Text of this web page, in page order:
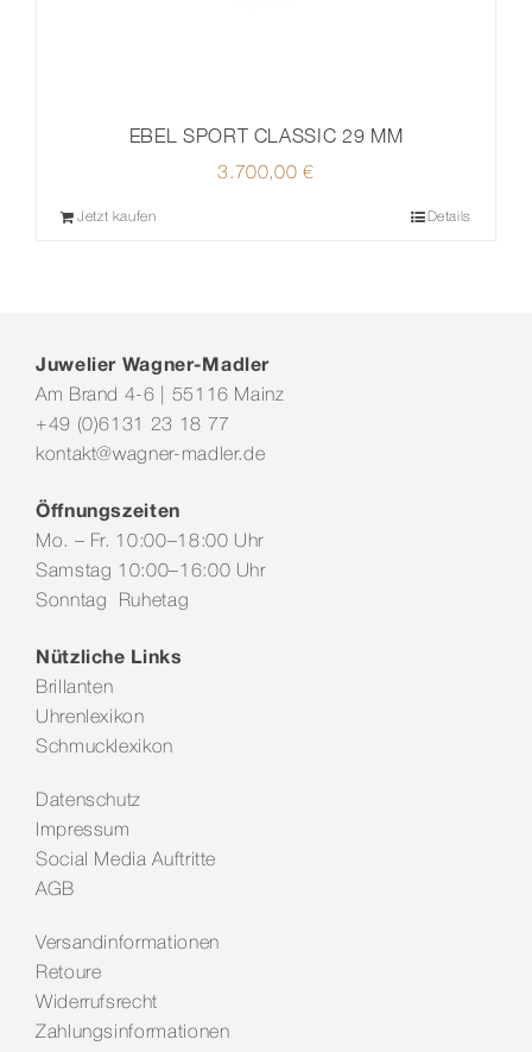
EBEL SPORT CLASSIC 29 MM
3.700,00€
Jetzt kaufen Details
Juwelier Wagner-Madler
Am Brand 4-6 | 55116 Mainz
+49 (0)6131 23 18 77
kontakt@wagner-madler.de
Öffnungszeiten
Mo. – Fr. 10:00–18:00 Uhr
Samstag 10:00–16:00 Uhr
Sonntag Ruhetag
Nützliche Links
Brillanten
Uhrenlexikon
Schmucklexikon
Datenschutz
Impressum
Social Media Auftritte
AGB
Versandinformationen
Retoure
Widerrufsrecht
Zahlungsinformationen